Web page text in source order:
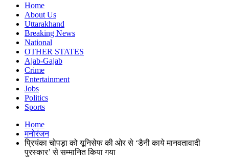
Home
About Us
Uttarakhand
Breaking News
National
OTHER STATES
Ajab-Gajab
Crime
Entertainment
Jobs
Politics
Sports
Home
मनोरंजन
प्रियंका चोपड़ा को यूनिसेफ की ओर से ‘डैनी काये मानवतावादी
पुरस्कार’ से सम्मानित किया गया